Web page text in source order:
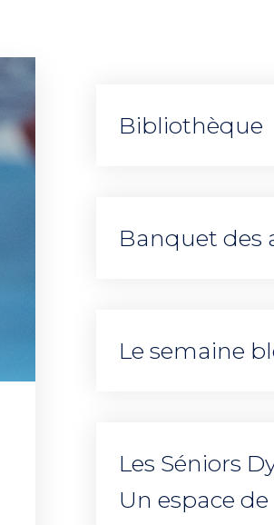
Bibliothèque
Banquet des
Le semaine
Les Séniors
Un espace